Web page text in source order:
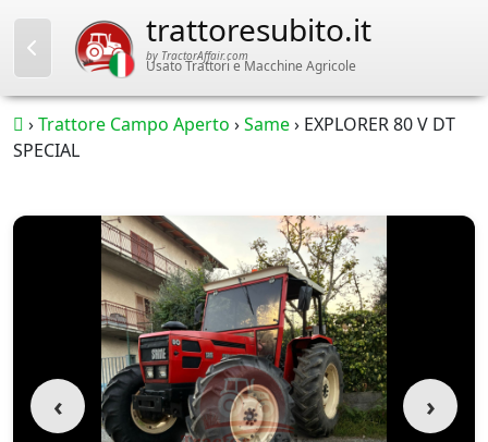
trattoresubito.it
by TractorAffair.com
Usato Trattori e Macchine Agricole
›Trattore Campo Aperto ›Same› EXPLORER 80 V DT
SPECIAL
‹ ›